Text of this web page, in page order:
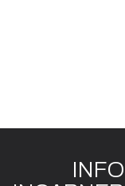
INFO